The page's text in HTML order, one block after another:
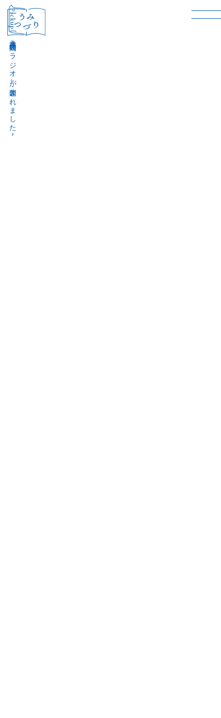
［Pickup］
音声作品『波間のラジオ』が公開されました！